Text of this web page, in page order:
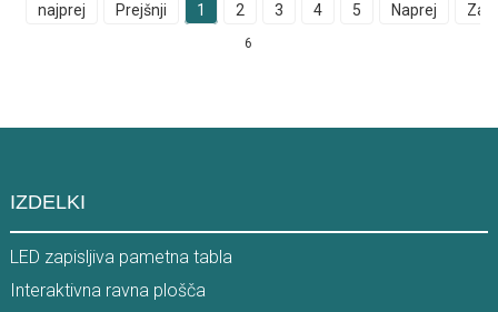
najprej Prejšnji 1 2 3 4 5 Naprej
6
IZDELKI
LED zapisljiva pametna tabla
Interaktivna ravna plošča